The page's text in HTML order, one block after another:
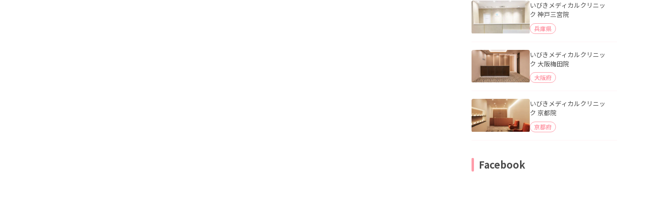
いびきメディカルクリニッ
ク 神戸三宮院
兵庫県
いびきメディカルクリニッ
ク 大阪梅田院
大阪府
いびきメディカルクリニッ
ク 京都院
京都府
Facebook